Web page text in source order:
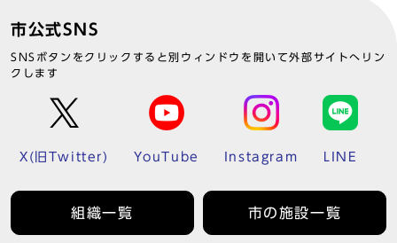
市公式SNS
SNSボタンをクリックすると別ウィンドウを開いて外部サイトへリン
クします
X(旧Twitter) YouTube Instagram LINE
組織一覧 市の施設一覧